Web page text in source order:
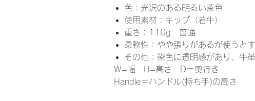
色：光沢のある明るい茶色
使用素材：キップ（若牛）
重さ：110g 普通
柔軟性：やや張りがあるが使うと
その他：染色に透明感があり、牛
W=幅 H=高さ D＝奥行き
Handle＝ハンドル(持ち手)の高さ